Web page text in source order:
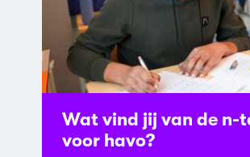
Wat vind jij van de n-
voor havo?